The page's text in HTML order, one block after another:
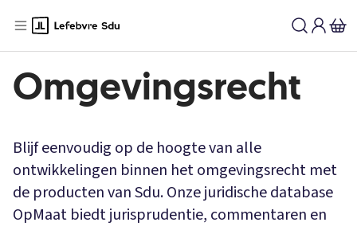
Omgevingsrecht
Blijf eenvoudig op de hoogte van alle
ontwikkelingen binnen het omgevingsrecht met
de producten van Sdu. Onze juridische database
OpMaat biedt jurisprudentie, commentaren en